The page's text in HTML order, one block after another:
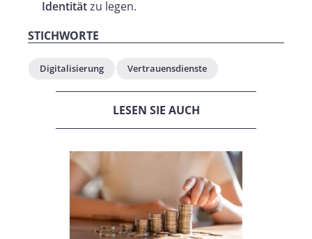
Identitätzu legen.
STICHWORTE
Digitalisierung Vertrauensdienste
LESEN SIE AUCH